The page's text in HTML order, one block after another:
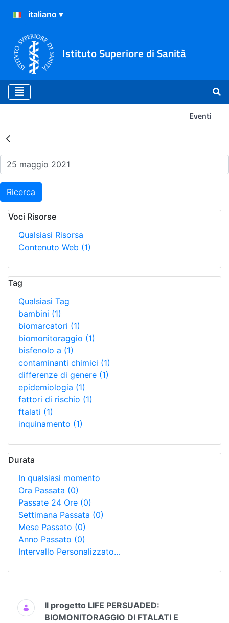
Istituto Superiore di Sanità
Eventi
Risultati della Ricerca -
Ricerca
Voci Risorse
Qualsiasi Risorsa
Contenuto Web (1)
Tag
Qualsiasi Tag
bambini (1)
biomarcatori (1)
biomonitoraggio (1)
bisfenolo a (1)
contaminanti chimici (1)
differenze di genere (1)
epidemiologia (1)
fattori di rischio (1)
ftalati (1)
inquinamento (1)
Durata
In qualsiasi momento
Ora Passata (0)
Passate 24 Ore (0)
Settimana Passata (0)
Mese Passato (0)
Anno Passato (0)
Intervallo Personalizzato…
Ricerca
Il progetto LIFE PERSUADED:
BIOMONITORAGGIO DI FTALATI E